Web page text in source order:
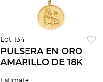
Lot 134
PULSERA EN ORO
AMARILLO DE 18K Y
Estimate